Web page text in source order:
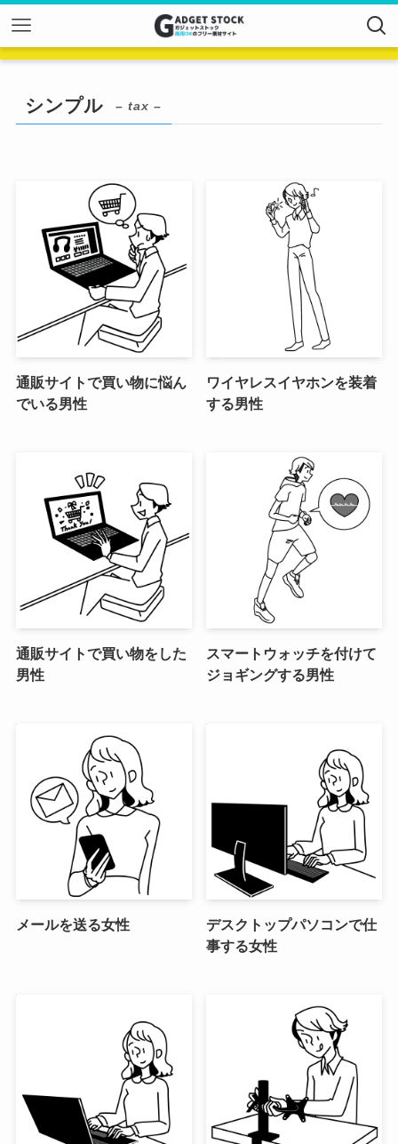
シンプル – tax –
通販サイトで買い物に悩ん
でいる男性
ワイヤレスイヤホンを装着
する男性
通販サイトで買い物をした
男性
スマートウォッチを付けて
ジョギングする男性
メールを送る女性
デスクトップパソコンで仕
事する女性